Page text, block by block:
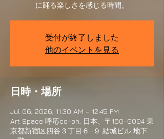
に踊る楽しさを感じる時間。
受付が終了しました
他のイベントを見る
日時・場所
Jul 06, 2026, 11:30 AM – 12:45 PM
Art Space 呼応co-oh, 日本、〒160-0004 東
京都新宿区四谷３丁目６−９ 結城ビル 地下